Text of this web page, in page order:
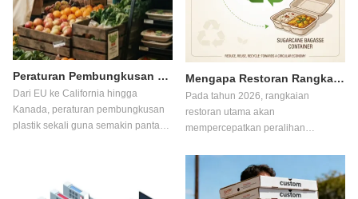
Peraturan Pembungkusan Plastik: Garis Masa Pematuhan 2025-2027
Dari EU ke California hingga
Kanada, peraturan pembungkusan
plastik sekali guna semakin pantas.
makanan, mangkuk dan kategori
Mengapa Restoran Rangkaian Beralih kepada Pembungkusan Serat pada Tahun 2026
Pada tahun 2026, rangkaian
restoran utama akan
mempercepatkan peralihan
kepada gentian. ODPACK
menganalisis pemacu dasar,
dinamik kos dan tiga kajian kes